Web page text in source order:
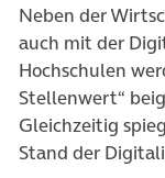
Neben der
auch mit der
Hochschulen
Stellenwert“
Gleichzeitig
Stand der